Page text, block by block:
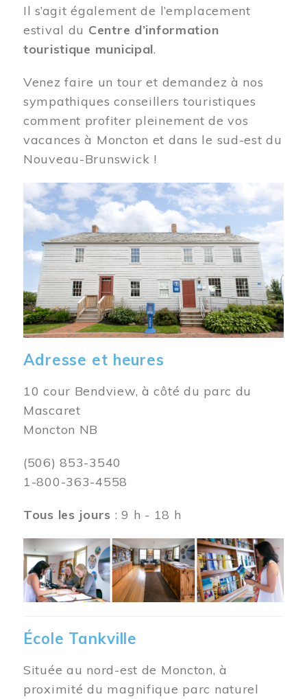
Il s’agit également de l’emplacement
estival du Centre d’information
touristique municipal.
Venez faire un tour et demandez à nos
sympathiques conseillers touristiques
comment profiter pleinement de vos
vacances à Moncton et dans le sud-est du
Nouveau-Brunswick !
Image
Adresse et heures
10 cour Bendview, à côté du parc du
Mascaret
Moncton NB
(506) 853-3540
1-800-363-4558
Tous les jours : 9 h - 18 h
Image
École Tankville
Située au nord-est de Moncton, à
proximité du magnifique parc naturel